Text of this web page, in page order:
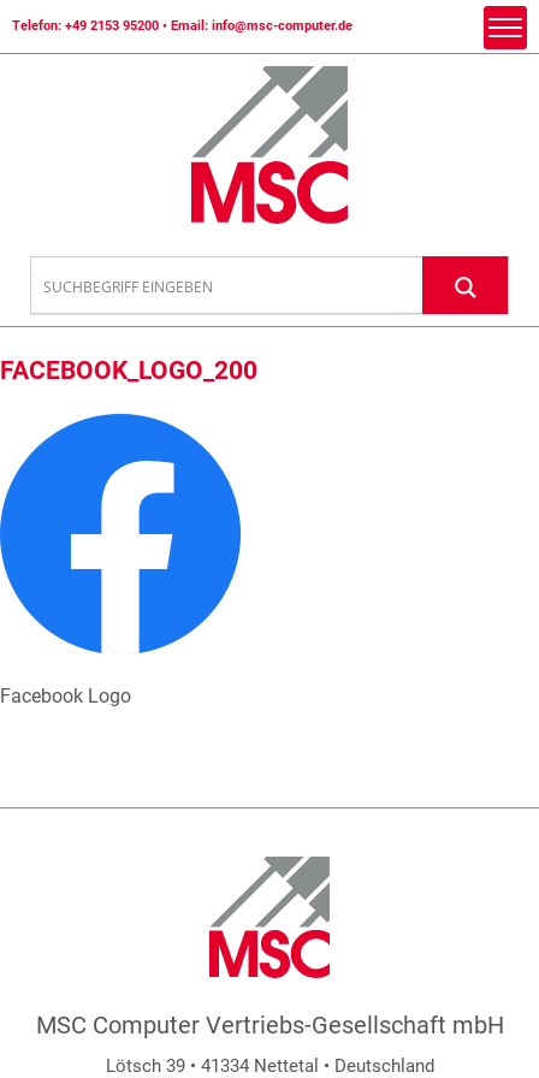
Telefon: +49 2153 95200 • Email: info@msc-computer.de
FACEBOOK_LOGO_200
Facebook Logo
MSC Computer Vertriebs-Gesellschaft mbH
Lötsch 39 • 41334 Nettetal • Deutschland